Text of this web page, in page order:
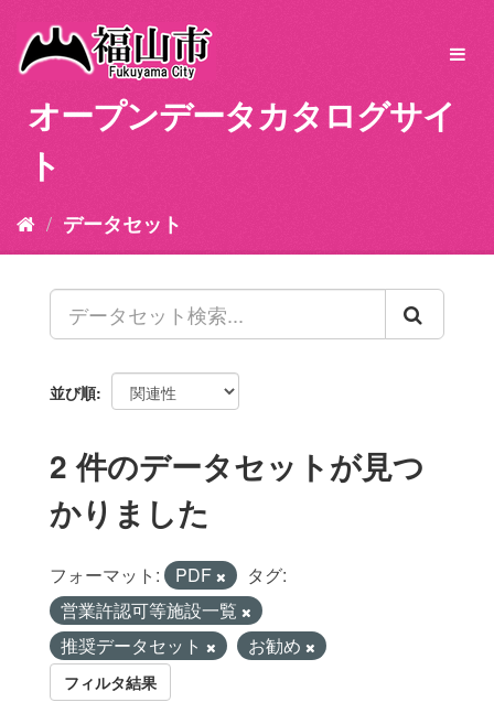
オープンデータカタログサイ
ト
データセット
並び順
2 件のデータセットが見つ
かりました
フォーマット: PDF
タグ:
営業許認可等施設一覧
推奨データセット
お勧め
フィルタ結果